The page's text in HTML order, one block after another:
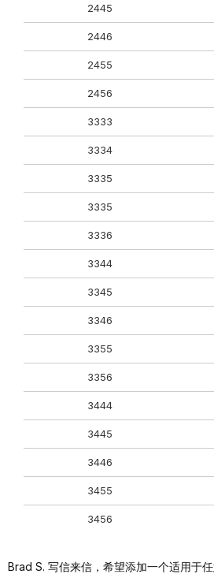
2445
2446
2455
2456
3333
3334
3335
3335
3336
3344
3345
3346
3355
3356
3444
3445
3446
3455
3456
Brad S. 写信来信，希望添加一个适用于